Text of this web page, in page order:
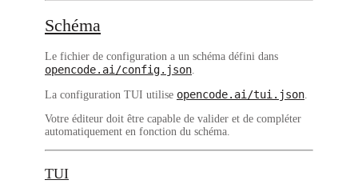
Schéma
Le fichier de configuration a un schéma défini dans
opencode.ai/config.json.
La configuration TUI utilise opencode.ai/tui.json.
Votre éditeur doit être capable de valider et de compléter
automatiquement en fonction du schéma.
TUI